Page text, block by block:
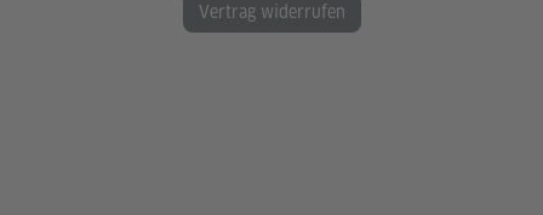
Vertrag widerrufen